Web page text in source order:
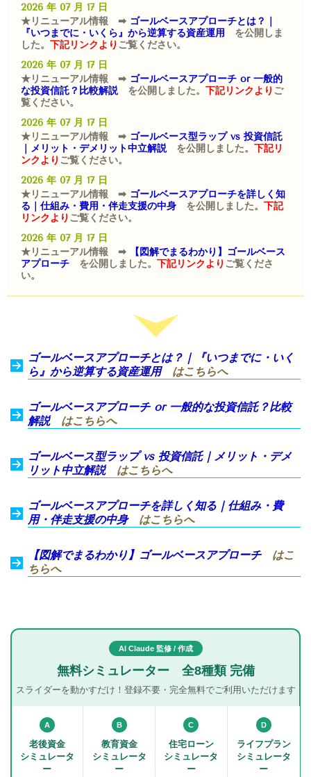
2026 年 07 月 17 日
★リニューアル情報 ➡ ゴールベースアプローチとは？｜
『いつまでに・いくら』から逆算する資産運用
を公開しま
した。 下記リンクより ご覧ください。
2026 年 07 月 17 日
★リニューアル情報 ➡ ゴールベースアプローチ or 一般的
な投資信託？比較解説を公開しました。 下記リンクより ご
覧ください。
2026 年 07 月 17 日
★リニューアル情報 ➡ ゴールベース型ラップ vs 投資信託
｜メリット・デメリット中立解説を公開しました。 下記リ
ンクより ご覧ください。
2026 年 07 月 17 日
★リニューアル情報 ➡ ゴールベースアプローチを詳しく知
る｜仕組み・費用・伴走支援の中身 を公開しました。 下記
リンクより ご覧ください。
2026 年 07 月 17 日
★リニューアル情報 ➡
【図解でまるわかり】ゴールベース
アプローチ を公開しました。 下記リンクより ご覧くださ
い。
ゴールベースアプローチとは？｜『いつまでに・いく
ら』から逆算する資産運用
はこちらへ
ゴールベースアプローチ or 一般的な投資信託？比較
解説
はこちらへ
ゴールベース型ラップ vs 投資信託｜メリット・デメ
リット中立解説
はこちらへ
ゴールベースアプローチを詳しく知る｜仕組み・費
用・伴走支援の中身
はこちらへ
【図解でまるわかり】ゴールベースアプローチ
はこ
ちらへ
AI Claude 監修 / 作成
無料シミュレーター 全8種類 完備
スライダーを動かすだけ！登録不要・完全無料でご利用いただけます
A
老後資金
シミュレータ
ー
B
教育資金
シミュレータ
ー
C
住宅ローン
シミュレータ
ー
D
ライフプラン
シミュレータ
ー